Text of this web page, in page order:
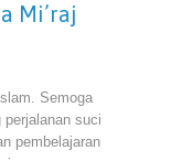
Mi’raj
Semoga
perjalanan suci
pembelajaran